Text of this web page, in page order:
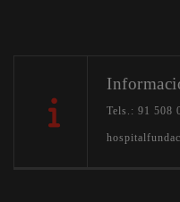
Tels.: 91 508